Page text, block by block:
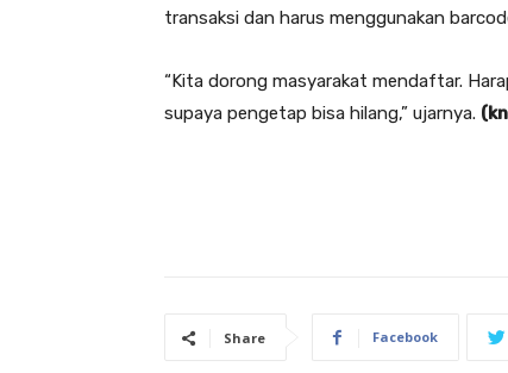
transaksi dan harus menggunakan
“Kita dorong masyarakat mendaftar.
supaya pengetap bisa hilang,” ujarnya.
Share Facebook